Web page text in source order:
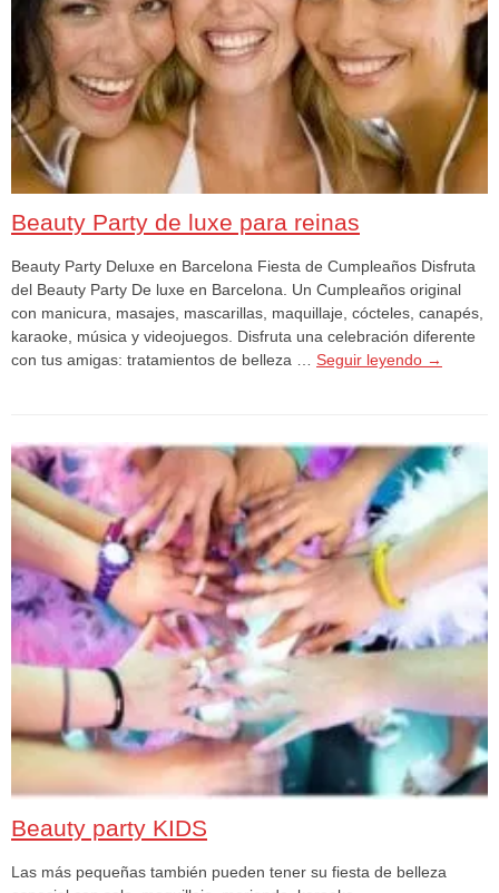
Beauty Party de luxe para reinas
Beauty Party Deluxe en Barcelona Fiesta de Cumpleaños Disfruta
del Beauty Party De luxe en Barcelona. Un Cumpleaños original
con manicura, masajes, mascarillas, maquillaje, cócteles, canapés,
karaoke, música y videojuegos. Disfruta una celebración diferente
con tus amigas: tratamientos de belleza … Seguir leyendo →
Beauty party KIDS
Las más pequeñas también pueden tener su fiesta de belleza